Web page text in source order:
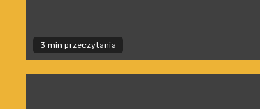
3 min przeczytania